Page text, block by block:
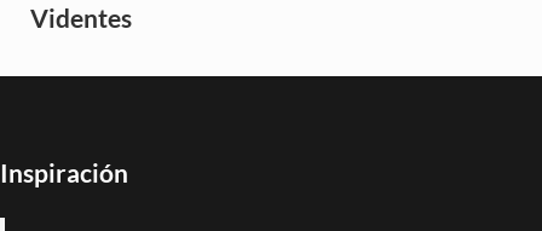
Videntes
Inspiración